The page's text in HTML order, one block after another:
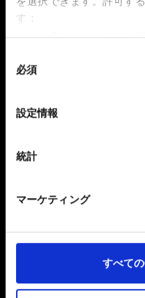
す：
数メートル以内の
特定の特性（フィ
詳細セクション
で個人デ
ください。「Cookie宣言
だくために必要なもので
サイトの品質向上のため
た、ソーシャルメディア
うなコンテンツをお届け
これらのオプションが有
必須
設定情報
統計
マーケティング
すべて
お困りですか
ソーシ